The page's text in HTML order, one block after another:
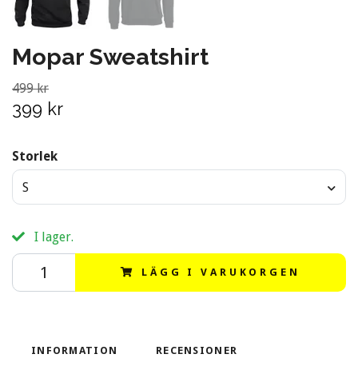
Mopar Sweatshirt
499 kr
399 kr
Storlek
S
I lager.
LÄGG I VARUKORGEN
INFORMATION RECENSIONER